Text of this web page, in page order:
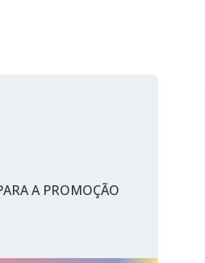
A PROMOÇÃO